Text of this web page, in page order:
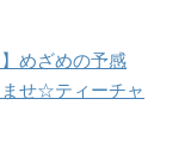
めざめの予感
ませ☆ティーチャ